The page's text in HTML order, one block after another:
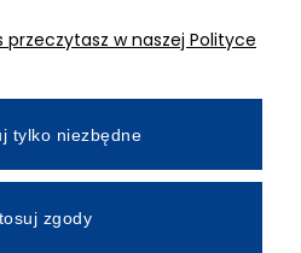
w naszej Polityce
tylko niezbędne
zgody